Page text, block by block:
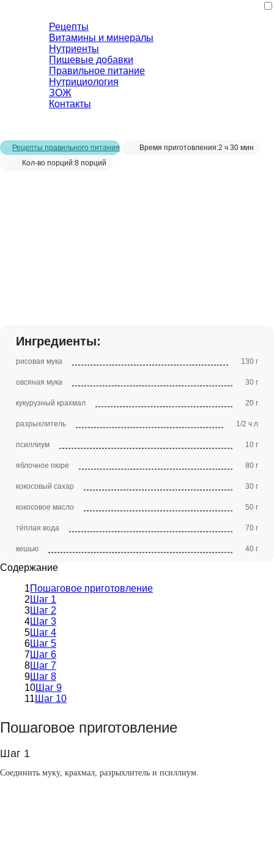
Рецепты
Витамины и минералы
Нутриенты
Пищевые добавки
Правильное питание
Нутрициология
ЗОЖ
Контакты
Рецепты правильного питания Время приготовления:2 ч 30 мин
Кол-во порций:8 порций
Ингредиенты:
рисовая мука 130 г
овсяная мука 30 г
кукурузный крахмал 20 г
разрыхлитель 1/2 ч.л
псиллиум 10 г
яблочное пюре 80 г
кокосовый сахар 30 г
кокосовое масло 50 г
тёплая вода 70 г
кешью 40 г
Содержание
Пошаговое приготовление
Шаг 1
Шаг 2
Шаг 3
Шаг 4
Шаг 5
Шаг 6
Шаг 7
Шаг 8
Шаг 9
Шаг 10
Пошаговое приготовление
Шаг 1
Соединить муку, крахмал, разрыхлитель и псиллиум.